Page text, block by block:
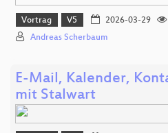
Vortrag V5 2026-03-29
Andreas Scherbaum
E-Mail, Kalender,
mit Stalwart